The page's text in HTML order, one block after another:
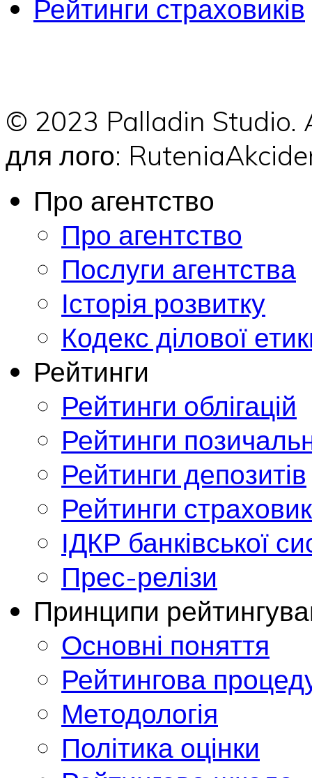
Рейтинги страховиків
© 2023 Palladin
для лого:
Про агентство
Про агентство
Послуги агентства
Історія розвитку
Кодекс ділової
Рейтинги
Рейтинги облігацій
Рейтинги
Рейтинги депозитів
Рейтинги
ІДКР банківської
Прес-релізи
Принципи
Основні поняття
Рейтингова
Методологія
Політика оцінки